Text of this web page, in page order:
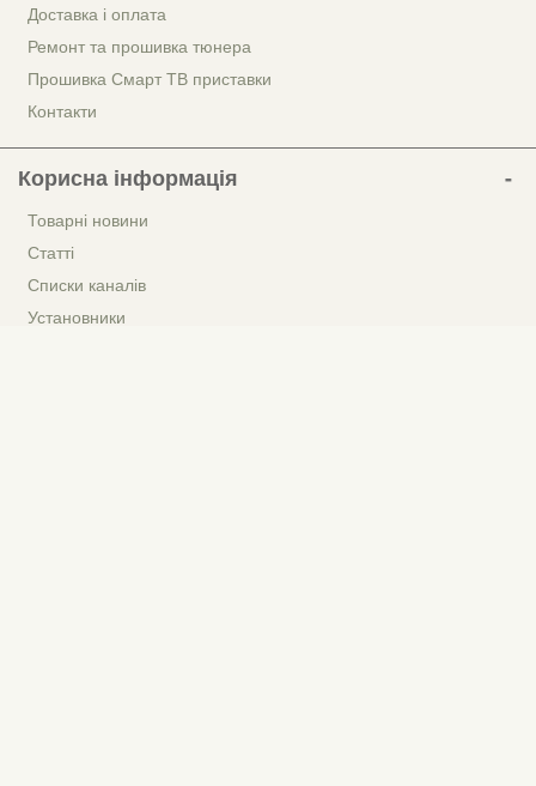
Доставка і оплата
Ремонт та прошивка тюнера
Прошивка Смарт ТВ приставки
Контакти
Корисна інформація
Товарні новини
Статті
Списки каналів
Установники